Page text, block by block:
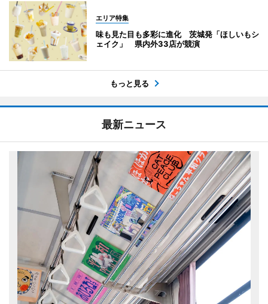
エリア特集
味も見た目も多彩に進化 茨城発「ほしいもシ
ェイク」 県内外33店が競演
もっと見る
最新ニュース